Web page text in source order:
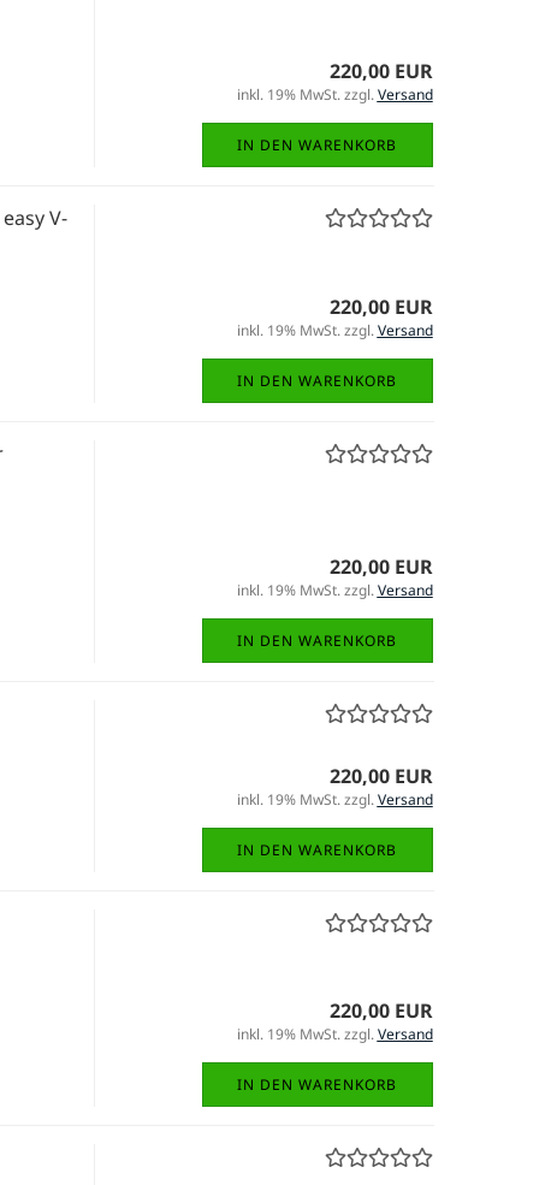
220,00 EUR
inkl. 19% MwSt. zzgl.Versand
IN DEN WARENKORB
V-
220,00 EUR
inkl. 19% MwSt. zzgl.Versand
IN DEN WARENKORB
220,00 EUR
inkl. 19% MwSt. zzgl.Versand
IN DEN WARENKORB
220,00 EUR
inkl. 19% MwSt. zzgl.Versand
IN DEN WARENKORB
220,00 EUR
inkl. 19% MwSt. zzgl.Versand
IN DEN WARENKORB